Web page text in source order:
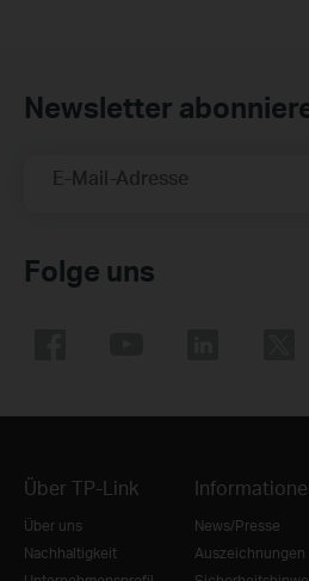
Newsletter
E-Mail-Adresse
Folge uns
Über TP-Link
Über uns
Nachhaltigkeit
News/Presse
Auszeichnungen